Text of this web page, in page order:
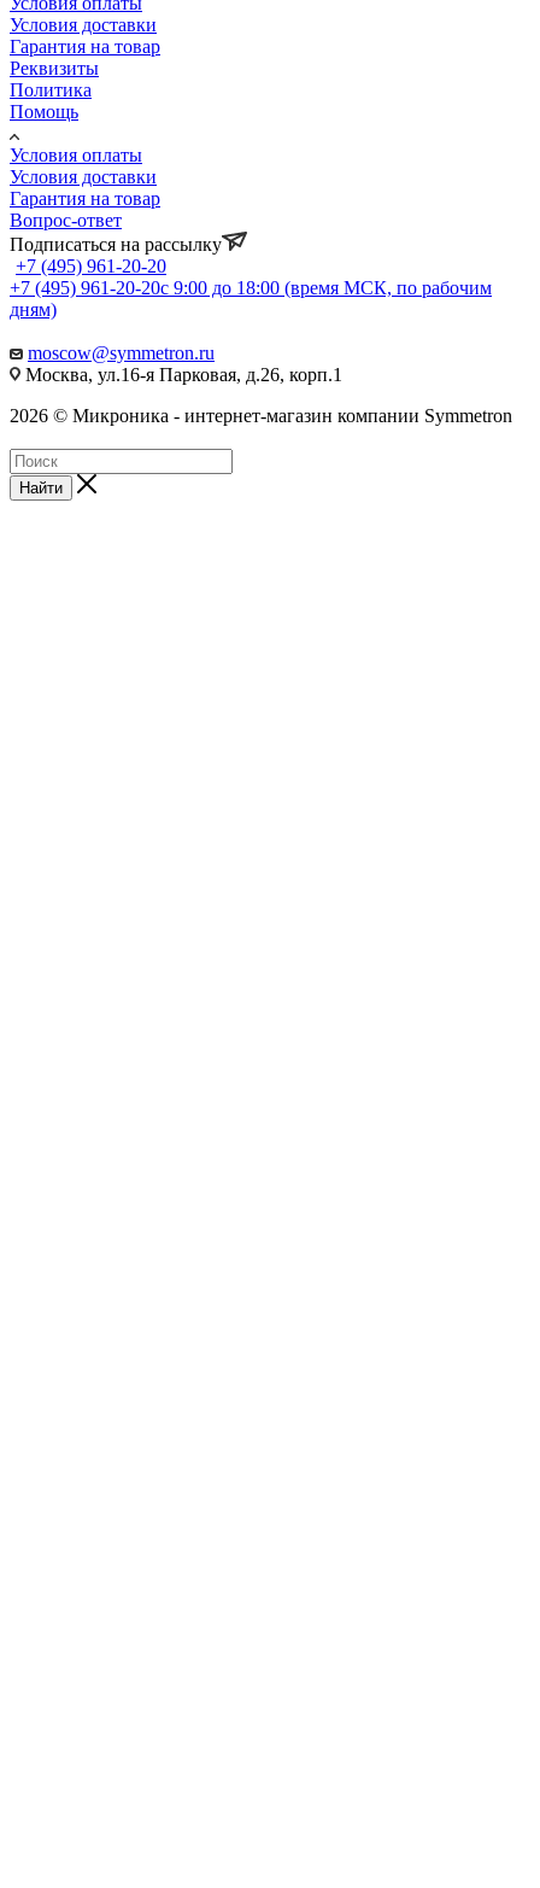
Условия доставки
Гарантия на товар
Реквизиты
Политика
Помощь
Условия оплаты
Условия доставки
Гарантия на товар
Вопрос-ответ
Подписаться на рассылку
+7 (495) 961-20-20
+7 (495) 961-20-20с 9:00 до 18:00 (время МСК, по рабочим
дням)
moscow@symmetron.ru
Москва, ул.16-я Парковая, д.26, корп.1
2026 © Микроника - интернет-магазин компании Symmetron
Найти